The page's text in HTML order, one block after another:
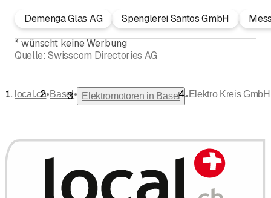
Demenga Glas AG Spenglerei Santos GmbH
* wünscht keine Werbung
Quelle: Swisscom Directories AG
local.ch•Basel• Elektromotoren in Basel •Elektro Kreis GmbH